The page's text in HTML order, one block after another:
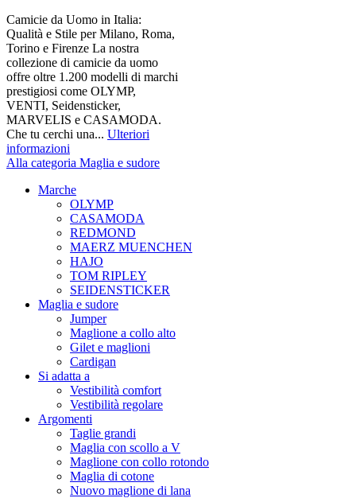
Camicie da Uomo in Italia:
Qualità e Stile per Milano, Roma,
Torino e Firenze La nostra
collezione di camicie da uomo
offre oltre 1.200 modelli di marchi
prestigiosi come OLYMP,
VENTI, Seidensticker,
MARVELIS e CASAMODA.
Che tu cerchi una... Ulteriori
informazioni
Alla categoria Maglia e sudore
Marche
OLYMP
CASAMODA
REDMOND
MAERZ MUENCHEN
HAJO
TOM RIPLEY
SEIDENSTICKER
Maglia e sudore
Jumper
Maglione a collo alto
Gilet e maglioni
Cardigan
Si adatta a
Vestibilità comfort
Vestibilità regolare
Argomenti
Taglie grandi
Maglia con scollo a V
Maglione con collo rotondo
Maglia di cotone
Nuovo maglione di lana